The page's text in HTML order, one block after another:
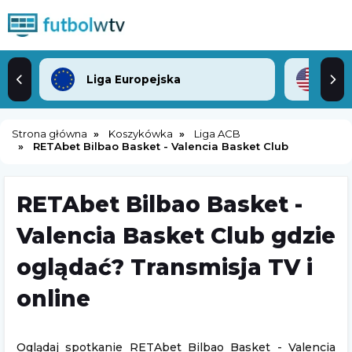
Liga Europejska
Strona główna Koszykówka
Liga ACB
RETAbet Bilbao Basket - Valencia Basket Club
RETAbet Bilbao Basket -
Valencia Basket Club gdzie
oglądać? Transmisja TV i
online
Oglądaj spotkanie RETAbet Bilbao Basket - Valencia